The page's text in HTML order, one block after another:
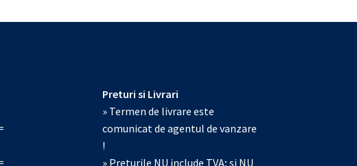
Preturi si Livrari
» Termen de livrare este
comunicat de agentul de vanzare
!
» Preturile NU include TVA; si NU